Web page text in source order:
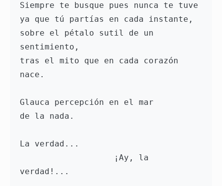
Siempre te busque pues nunca te tuve
ya que tú partías en cada instante,
sobre el pétalo sutil de un
sentimiento,
tras el mito que en cada corazón
nace.
Glauca percepción en el mar
de la nada.
La verdad...
verdad!...